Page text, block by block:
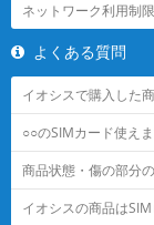
ネットワーク利用制
よくある質問
イオシスで購入した
○○のSIMカード使え
商品状態・傷の部分
イオシスの商品は